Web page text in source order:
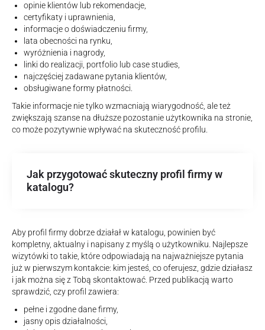
opinie klientów lub rekomendacje,
certyfikaty i uprawnienia,
informacje o doświadczeniu firmy,
lata obecności na rynku,
wyróżnienia i nagrody,
linki do realizacji, portfolio lub case studies,
najczęściej zadawane pytania klientów,
obsługiwane formy płatności.
Takie informacje nie tylko wzmacniają wiarygodność, ale też
zwiększają szanse na dłuższe pozostanie użytkownika na stronie,
co może pozytywnie wpływać na skuteczność profilu.
Jak przygotować skuteczny profil firmy w
katalogu?
Aby profil firmy dobrze działał w katalogu, powinien być
kompletny, aktualny i napisany z myślą o użytkowniku. Najlepsze
wizytówki to takie, które odpowiadają na najważniejsze pytania
już w pierwszym kontakcie: kim jesteś, co oferujesz, gdzie działasz
i jak można się z Tobą skontaktować. Przed publikacją warto
sprawdzić, czy profil zawiera:
pełne i zgodne dane firmy,
jasny opis działalności,